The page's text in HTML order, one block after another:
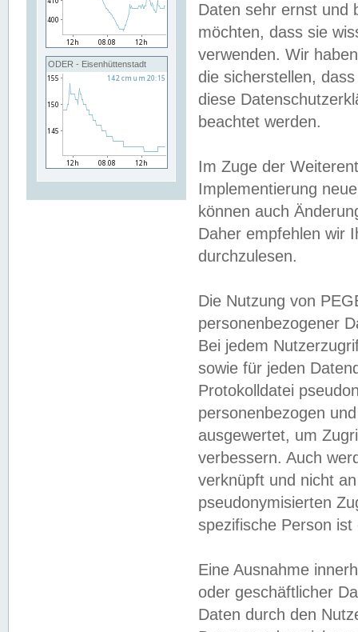
ODER - Eisenhüttenstadt
Daten sehr ernst und
möchten, dass sie
verwenden. Wir
die sicherstellen,
diese
beachtet werden.
Im Zuge der
Implementierung
können auch
Daher empfehlen wir
durchzulesen.
Die Nutzung von
personenbezogener
Bei jedem
sowie für jeden
Protokolldatei
personenbezogen
ausgewertet, um
verbessern. Auch
verknüpft und nicht
pseudonymisierten
spezifische Person
Eine Ausnahme
oder geschäftlicher
Daten durch den